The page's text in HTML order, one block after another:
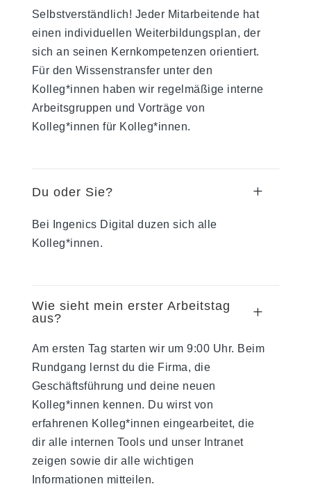
Selbstverständlich! Jeder Mitarbeitende hat
einen individuellen Weiterbildungsplan, der
sich an seinen Kernkompetenzen orientiert.
Für den Wissenstransfer unter den
Kolleg*innen haben wir regelmäßige interne
Arbeitsgruppen und Vorträge von
Kolleg*innen für Kolleg*innen.
Du oder Sie? L
Bei Ingenics Digital duzen sich alle
Kolleg*innen.
Wie sieht mein erster Arbeitstag
aus?
L
Am ersten Tag starten wir um 9:00 Uhr. Beim
Rundgang lernst du die Firma, die
Geschäftsführung und deine neuen
Kolleg*innen kennen. Du wirst von
erfahrenen Kolleg*innen eingearbeitet, die
dir alle internen Tools und unser Intranet
zeigen sowie dir alle wichtigen
Informationen mitteilen.